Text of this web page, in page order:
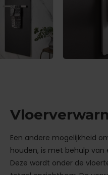
Een andere mogelijkheid
houden, is met behulp van
Deze wordt onder de